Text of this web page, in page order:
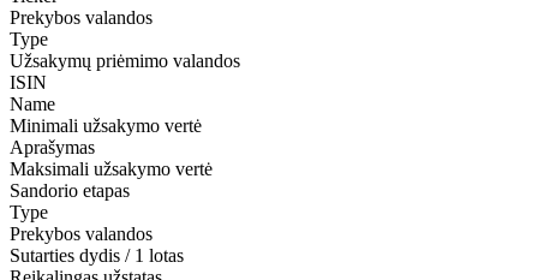
Prekybos valandos
Type
Užsakymų priėmimo valandos
ISIN
Name
Minimali užsakymo vertė
Aprašymas
Maksimali užsakymo vertė
Sandorio etapas
Type
Prekybos valandos
Sutarties dydis / 1 lotas